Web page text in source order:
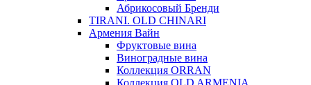
Абрикосовый Бренди
TIRANI. OLD CHINARI
Армения Вайн
Фруктовые вина
Виноградные вина
Коллекция ORRAN
Коллекция OLD ARMENIA